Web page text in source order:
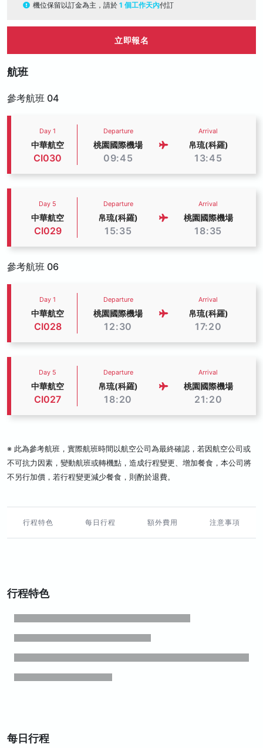
機位保留以訂金為主，請於 1 個工作天內付訂
立即報名
航班
參考航班 04
Day 1
中華航空
CI030
Departure
桃園國際機場
09:45
Arrival
帛琉(科羅)
13:45
Day 5
中華航空
CI029
Departure
帛琉(科羅)
15:35
Arrival
桃園國際機場
18:35
參考航班 06
Day 1
中華航空
CI028
Departure
桃園國際機場
12:30
Arrival
帛琉(科羅)
17:20
Day 5
中華航空
CI027
Departure
帛琉(科羅)
18:20
Arrival
桃園國際機場
21:20
※ 此為參考航班，實際航班時間以航空公司為最終確認，若因航空公司或
不可抗力因素，變動航班或轉機點，造成行程變更、增加餐食，本公司將
不另行加價，若行程變更減少餐食，則酌於退費。
行程特色 每日行程 額外費用 注意事項
行程特色
每日行程